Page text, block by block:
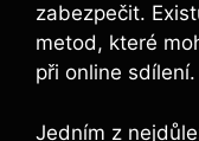
zabezpečit.
⁢metod, které
při online⁤ sdílení.
Jedním z